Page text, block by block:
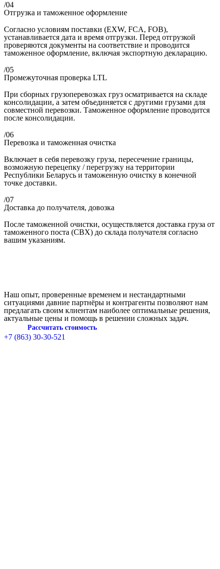
/04
Отгрузка и таможенное оформление
Согласно условиям поставки (EXW, FCA, FOB),
устанавливается дата и время отгрузки. Перед отгрузкой
проверяются документы на соответствие и проводится
таможенное оформление, включая экспортную декларацию.
/05
Промежуточная проверка LTL
При сборных грузоперевозках груз осматривается на складе
консолидации, а затем объединяется с другими грузами для
совместной перевозки. Таможенное оформление проводится
после консолидации.
/06
Перевозка и таможенная очистка
Включает в себя перевозку груза, пересечение границы,
возможную перецепку / перегрузку на территории
Республики Беларусь и таможенную очистку в конечной
точке доставки.
/07
Доставка до получателя, довозка
После таможенной очистки, осуществляется доставка груза от
таможенного поста (СВХ) до склада получателя согласно
вашим указаниям.
Наш опыт, проверенные временем и нестандартными
ситуациями давние партнёры и контрагенты позволяют нам
предлагать своим клиентам наиболее оптимальные решения,
актуальные цены и помощь в решении сложных задач.
Рассчитать стоимость
+7 (863) 30-30-521